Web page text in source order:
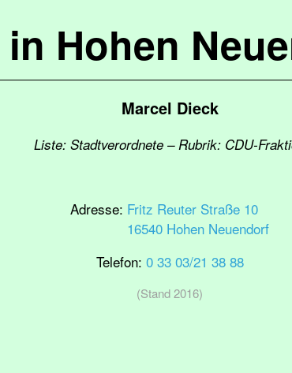
Hohen
Marcel Dieck
Liste: Stadtverordnete – Rubrik: CDU-
Adresse: Fritz Reuter Straße 10
16540 Hohen Neuendorf
Telefon: 0 33 03/21 38 88
(Stand 2016)